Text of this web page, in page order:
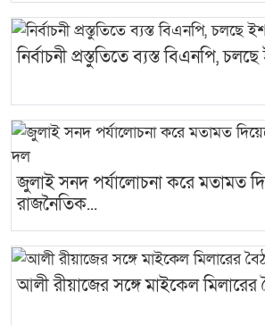
নির্বাচনী প্রস্তুতিতে ব্যস্ত বিএনপি,
জুলাই সনদ পর্যালোচনা করে মতামত
রাজনৈতিক...
আলী রীয়াজের সঙ্গে মাইকেল মিলারের